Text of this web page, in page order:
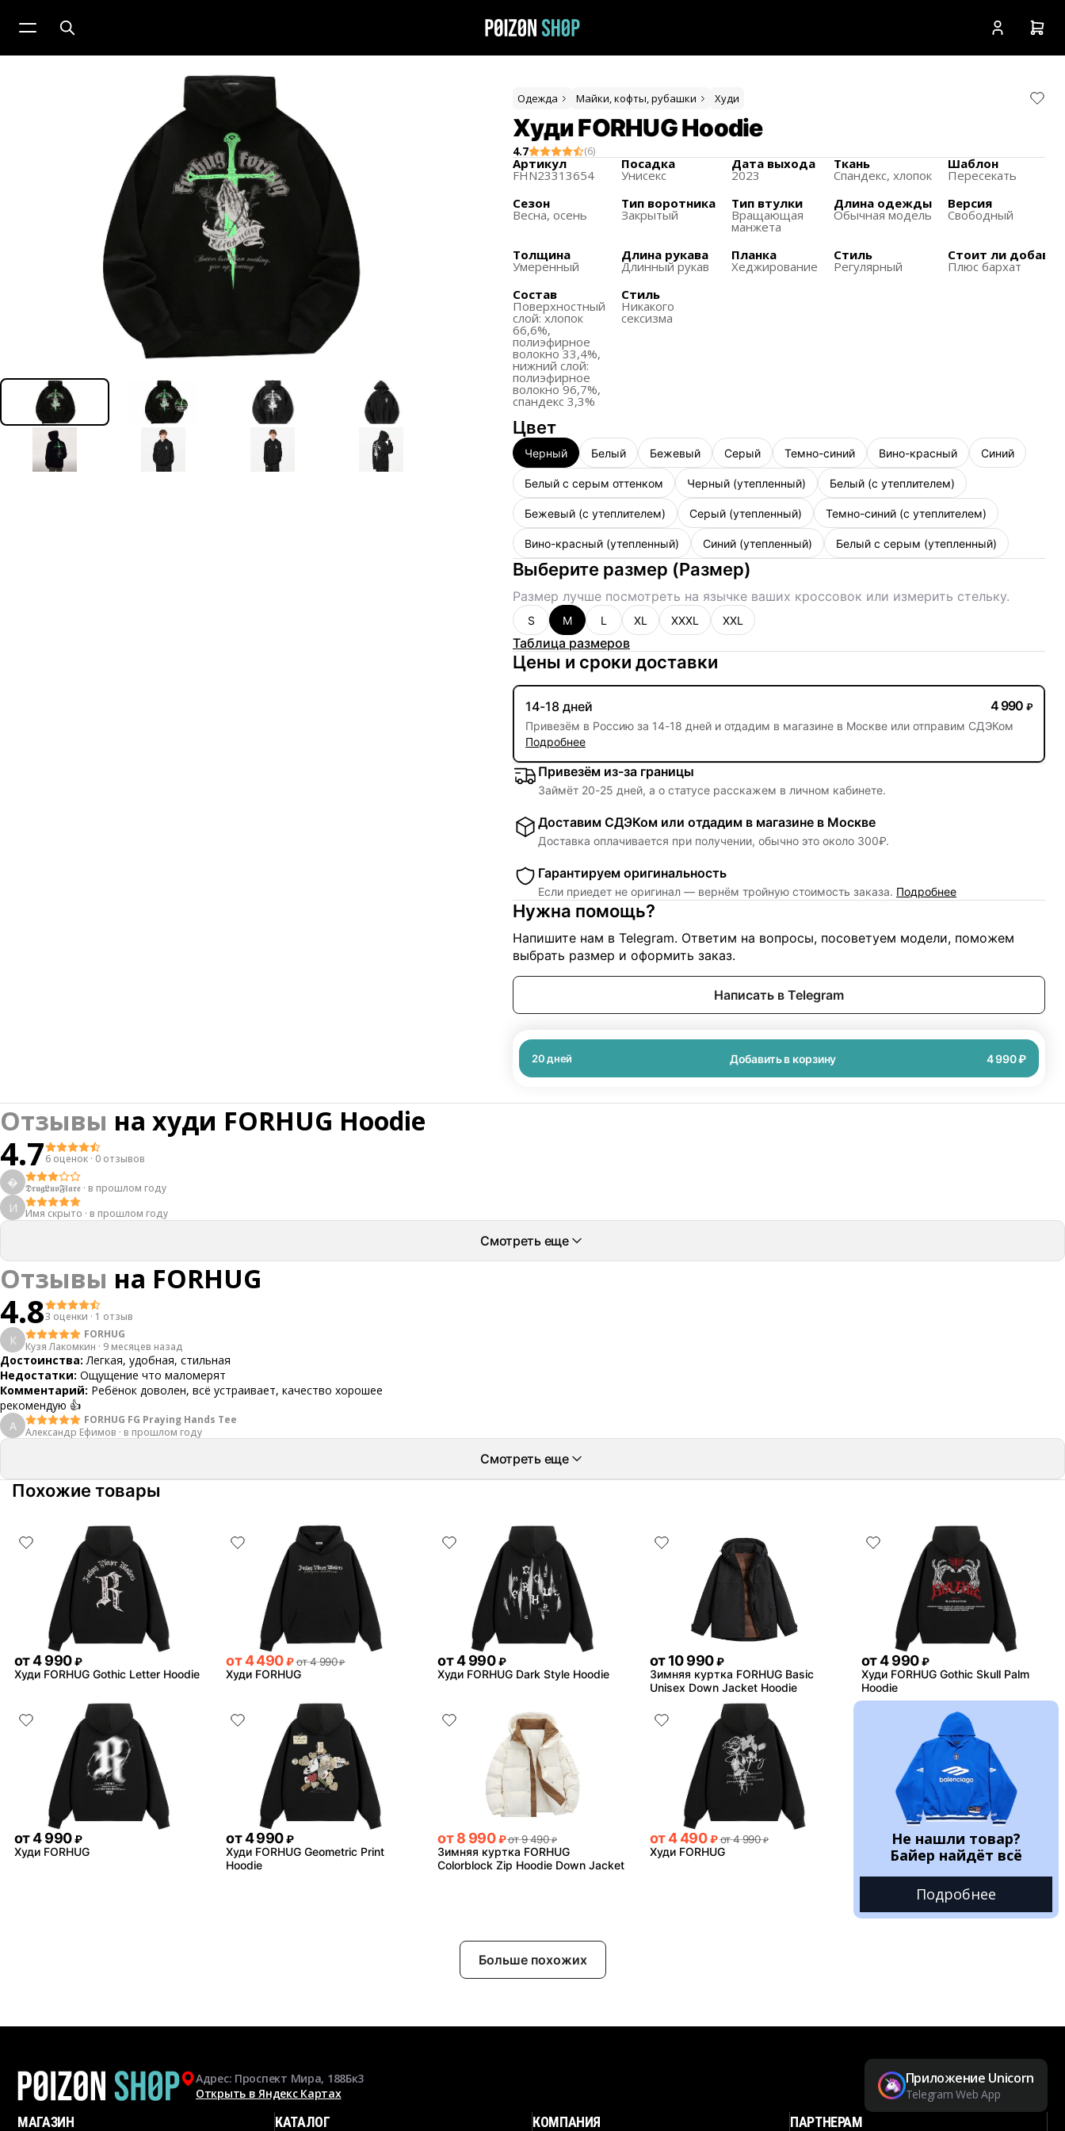
Одежда Майки, кофты, рубашки Худи
Худи FORHUG Hoodie
4.7 (6)
Артикул
FHN23313654
Посадка
Унисекс
Дата выхода
2023
Ткань
Спандекс, хлопок
Шаблон
Пересекать
Сезон
Весна, осень
Тип воротника
Закрытый
Тип втулки
Вращающая
манжета
Длина одежды
Обычная модель
Версия
Свободный
Толщина
Умеренный
Длина рукава
Длинный рукав
Планка
Хеджирование
Стиль
Регулярный
Стоит ли
Плюс бархат
Состав
Поверхностный
слой: хлопок
66,6%,
полиэфирное
волокно 33,4%,
нижний слой:
полиэфирное
волокно 96,7%,
спандекс 3,3%
Стиль
Никакого
сексизма
Цвет
Черный Белый Бежевый Серый Темно-синий Вино-красный Синий
Белый с серым оттенком Черный (утепленный) Белый (с утеплителем)
Бежевый (с утеплителем) Серый (утепленный) Темно-синий (с утеплителем)
Вино-красный (утепленный) Синий (утепленный) Белый с серым (утепленный)
Выберите размер (Размер)
Размер лучше посмотреть на язычке ваших кроссовок или измерить стельку.
S M L XL XXXL XXL
Таблица размеров
Цены и сроки доставки
14-18 дней 4 990 ₽
Привезём в Россию за 14-18 дней и отдадим в магазине в Москве или отправим СДЭКом
Подробнее
Привезём из-за границы
Займёт 20-25 дней, а о статусе расскажем в личном кабинете.
Доставим СДЭКом или отдадим в магазине в Москве
Доставка оплачивается при получении, обычно это около 300₽.
Гарантируем оригинальность
Если приедет не оригинал — вернём тройную стоимость заказа. Подробнее
Нужна помощь?
Напишите нам в Telegram. Ответим на вопросы, посоветуем модели, поможем
выбрать размер и оформить заказ.
Написать в Telegram
20дней Добавить в корзину 4 990 ₽
Отзывы на худи FORHUG Hoodie
4.76 оценок · 0 отзывов
 𝕯𝖗𝖚𝖌𝕷𝖚𝖛𝕱𝖑𝖆𝖗𝖊 · в прошлом году
И Имя скрыто · в прошлом году
Смотреть еще
Отзывы на FORHUG
4.83 оценки · 1 отзыв
К
FORHUG
Кузя Лакомкин · 9 месяцев назад
Достоинства: Легкая, удобная, стильная
Недостатки: Ощущение что маломерят
Комментарий: Ребёнок доволен, всё устраивает, качество хорошее
рекомендую 👍
А
FORHUG FG Praying Hands Tee
Александр Ефимов · в прошлом году
Смотреть еще
Похожие товары
от4 990 ₽
Худи FORHUG Gothic Letter Hoodie
от4 490 ₽ от 4 990 ₽
Худи FORHUG
от4 990 ₽
Худи FORHUG Dark Style Hoodie
от 10 990 ₽
Зимняя куртка FORHUG Basic
Unisex Down Jacket Hoodie
от4 990 ₽
Худи FORHUG Gothic Skull Palm
Hoodie
от4 990 ₽
Худи FORHUG
от4 990 ₽
Худи FORHUG Geometric Print
Hoodie
от 8 990 ₽ от 9 490 ₽
Зимняя куртка FORHUG
Colorblock Zip Hoodie Down Jacket
от4 490 ₽ от 4 990 ₽
Худи FORHUG
Не нашли товар?
Байер найдёт всё
Подробнее
Больше похожих
Адрес: Проспект Мира, 188Бк3
Открыть в Яндекс Картах
Приложение Unicorn
Telegram Web App
МАГАЗИН КАТАЛОГ КОМПАНИЯ ПАРТНЕРАМ